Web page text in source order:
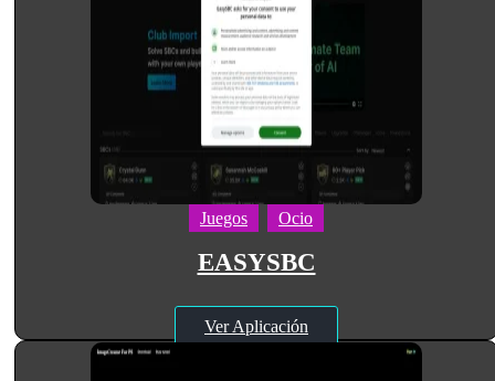
Juegos Ocio
EASYSBC
Ver Aplicación